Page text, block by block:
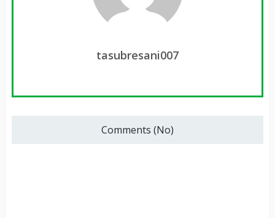
tasubresani007
Comments (No)